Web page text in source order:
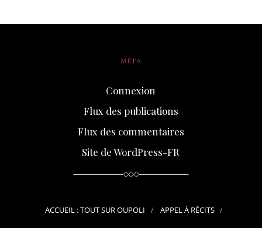
MÉTA
Connexion
Flux des publications
Flux des commentaires
Site de WordPress-FR
ACCUEIL : TOUT SUR OUPOLI APPEL À RÉCITS